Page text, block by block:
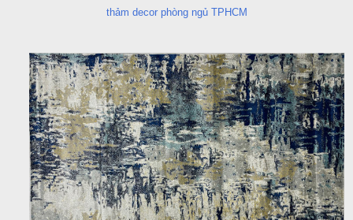
thảm decor phòng ngủ TPHCM